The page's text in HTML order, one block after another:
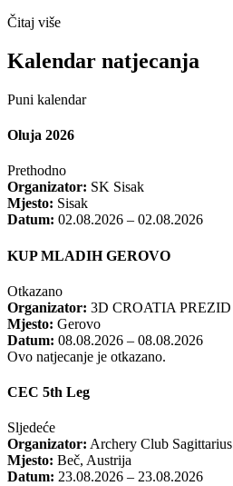
Čitaj više
Kalendar natjecanja
Puni kalendar
Oluja 2026
Prethodno
Organizator: SK Sisak
Mjesto: Sisak
Datum: 02.08.2026 – 02.08.2026
KUP MLADIH GEROVO
Otkazano
Organizator: 3D CROATIA PREZID
Mjesto: Gerovo
Datum: 08.08.2026 – 08.08.2026
Ovo natjecanje je otkazano.
CEC 5th Leg
Sljedeće
Organizator: Archery Club Sagittarius
Mjesto: Beč, Austrija
Datum: 23.08.2026 – 23.08.2026